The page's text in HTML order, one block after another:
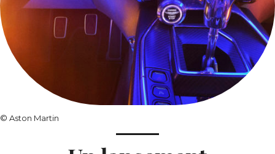
© Aston Martin